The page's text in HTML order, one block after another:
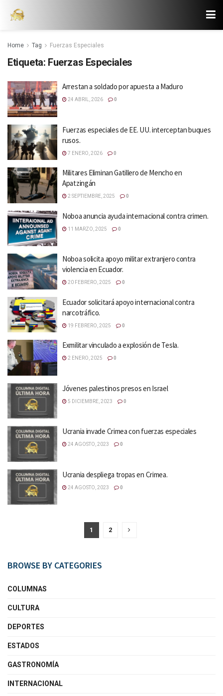
Home Tag Fuerzas Especiales
Etiqueta: Fuerzas Especiales
Arrestan a soldado por apuesta a Maduro
24 ABRIL, 2026 0
Fuerzas especiales de EE. UU. interceptan buques
rusos.
7 ENERO, 2026 0
Militares Eliminan Gatillero de Mencho en
Apatzingán
2 SEPTIEMBRE, 2025 0
Noboa anuncia ayuda internacional contra crimen.
11 MARZO, 2025 0
Noboa solicita apoyo militar extranjero contra
violencia en Ecuador.
20 FEBRERO, 2025 0
Ecuador solicitará apoyo internacional contra
narcotráfico.
19 FEBRERO, 2025 0
Exmilitar vinculado a explosión de Tesla.
2 ENERO, 2025 0
Jóvenes palestinos presos en Israel
5 DICIEMBRE, 2023 0
Ucrania invade Crimea con fuerzas especiales
24 AGOSTO, 2023 0
Ucrania despliega tropas en Crimea.
24 AGOSTO, 2023 0
1 2
BROWSE BY CATEGORIES
COLUMNAS
CULTURA
DEPORTES
ESTADOS
GASTRONOMÍA
INTERNACIONAL